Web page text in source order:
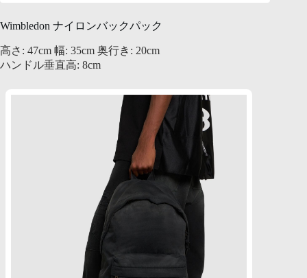
Wimbledon ナイロンバックパック
高さ: 47cm 幅: 35cm 奥行き: 20cm
ハンドル垂直高: 8cm